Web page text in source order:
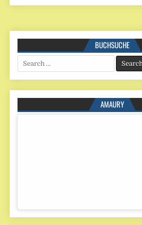
BUCHSUCHE
Search
for:
AMAURY